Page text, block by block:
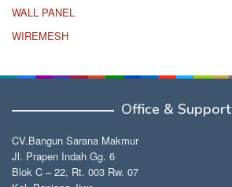
WALL PANEL
WIREMESH
Office & Support
CV.Bangun Sarana Makmur
Jl. Prapen Indah Gg. 6
Blok C – 22, Rt. 003 Rw. 07